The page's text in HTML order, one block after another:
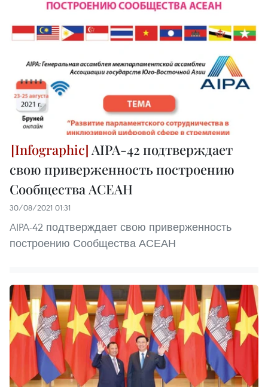
AIPA-42 подтверждает
свою приверженность построению
Сообщества АСЕАН
30/08/2021 01:31
AIPA-42 подтверждает свою приверженность
построению Сообщества АСЕАН